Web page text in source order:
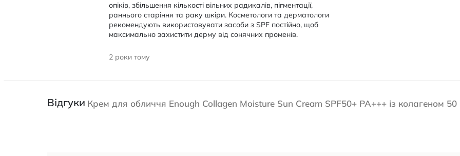
опіків, збільшення кількості вільних радикалів, пігментації,
раннього старіння та раку шкіри. Косметологи та дерматологи
рекомендують використовувати засоби з SPF постійно, щоб
максимально захистити дерму від сонячних променів.
2 роки тому
Відгуки Крем для обличчя Enough Collagen Moisture Sun Cream SPF50+ PA+++ із колагеном